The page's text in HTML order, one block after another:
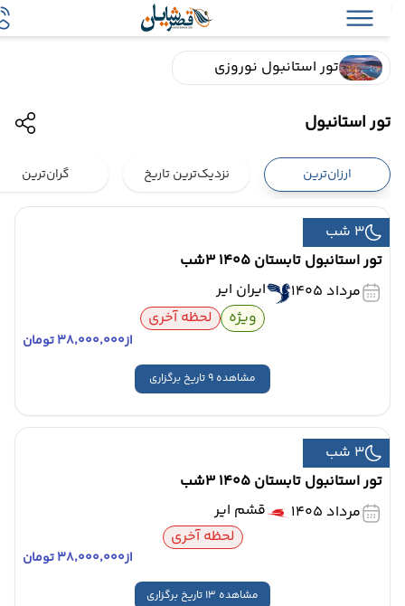
تور استانبول نوروزی
تور استانبول
ارزان‌ترین نزدیک‌ترین تاریخ گران‌ترین
3 شب
تور استانبول تابستان 1405 3شب
مرداد 1405
ایران ایر
ویژه
لحظه آخری
۳۸٬۰۰۰٬۰۰۰ تومان
مشاهده 9 تاریخ برگزاری
3 شب
تور استانبول تابستان 1405 3شب
مرداد 1405
قشم ایر
لحظه آخری
۳۸٬۰۰۰٬۰۰۰ تومان
مشاهده 13 تاریخ برگزاری